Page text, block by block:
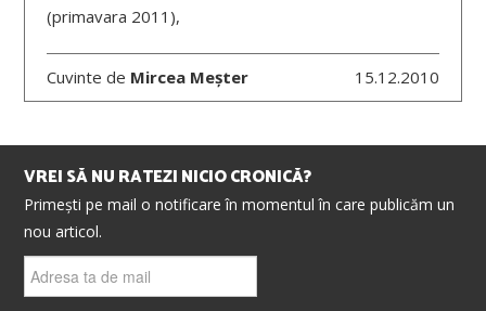
(primavara 2011),
Cuvinte de Mircea Meșter 15.12.2010
VREI SĂ NU RATEZI NICIO CRONICĂ?
Primești pe mail o notificare în momentul în care publicăm un
nou articol.
ta